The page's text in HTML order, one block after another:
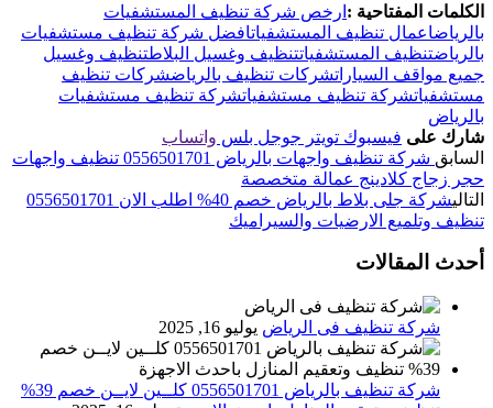
الكلمات المفتاحية : ارخص شركة تنظيف المستشفيات
بالرياضاعمال تنظيف المستشفياتافضل شركة تنظيف مستشفيات
بالرياضتنظيف المستشفياتتنظيف وغسيل البلاطتنظيف وغسيل
جميع مواقف السياراتشركات تنظيف بالرياضشركات تنظيف
مستشفياتشركة تنظيف مستشفياتشركة تنظيف مستشفيات
بالرياض
شارك على فيسبوك تويتر جوجل بلس واتساب
السابق
شركة تنظيف واجهات بالرياض 0556501701 تنظيف واجهات
حجر زجاج كلادينج عمالة متخصصة
التالي
شركة جلى بلاط بالرياض خصم 40% اطلب الان 0556501701
تنظيف وتلميع الارضيات والسيراميك
أحدث المقالات
شركة تنظيف فى الرياض يوليو 16, 2025
شركة تنظيف بالرياض 0556501701 كلــين لايــن خصم 39%